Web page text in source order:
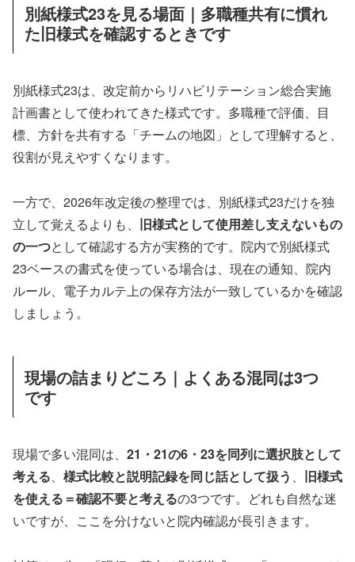
別紙様式23を見る場面｜多職種共有に慣れ
た旧様式を確認するときです
別紙様式23は、改定前からリハビリテーション総合実施
計画書として使われてきた様式です。多職種で評価、目
標、方針を共有する「チームの地図」として理解すると、
役割が見えやすくなります。
一方で、2026年改定後の整理では、別紙様式23だけを独
立して覚えるよりも、 旧様式として使用差し支えないもの
の一つとして確認する方が実務的です。院内で別紙様式
23ベースの書式を使っている場合は、現在の通知、院内
ルール、電子カルテ上の保存方法が一致しているかを確認
しましょう。
現場の詰まりどころ｜よくある混同は3つ
です
現場で多い混同は、 21・21の6・23を同列に選択肢として
考える、 様式比較と説明記録を同じ話として扱う 、 旧様式
を使える＝確認不要と考えるの3つです。どれも自然な迷
いですが、ここを分けないと院内確認が長引きます。